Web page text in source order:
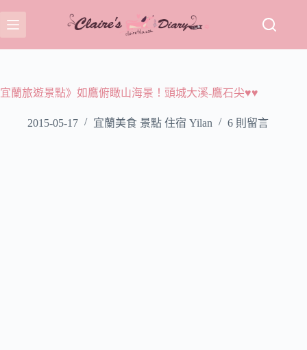
至
主
容
宜蘭旅遊景點》如鷹俯瞰山海景！頭城大溪-鷹石尖♥♥
2015-05-17 宜蘭美食 景點 住宿 Yilan 6 則留言